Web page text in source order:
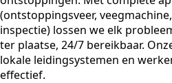
(ontstoppingsveer,
inspectie) lossen we elk
ter plaatse, 24/7 bereikbaar.
lokale leidingsystemen en
effectief.